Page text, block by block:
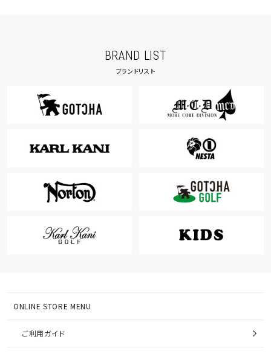
BRAND LIST
ブランドリスト
ONLINE STORE MENU
ご利用ガイド